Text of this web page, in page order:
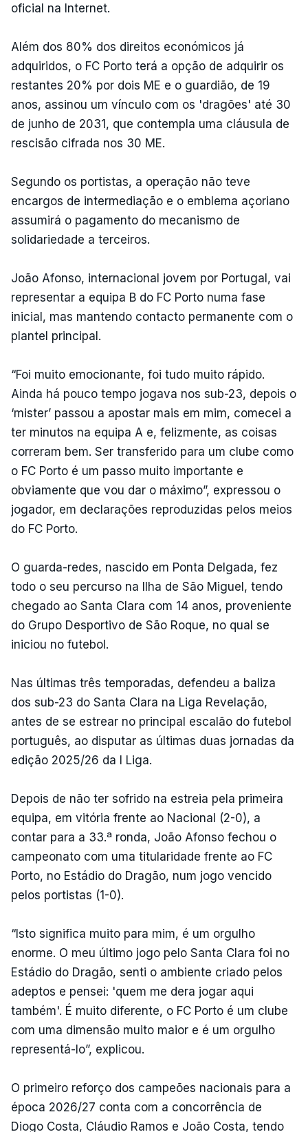
oficial na Internet.
Além dos 80% dos direitos económicos já
adquiridos, o FC Porto terá a opção de adquirir os
restantes 20% por dois ME e o guardião, de 19
anos, assinou um vínculo com os 'dragões' até 30
de junho de 2031, que contempla uma cláusula de
rescisão cifrada nos 30 ME.
Segundo os portistas, a operação não teve
encargos de intermediação e o emblema açoriano
assumirá o pagamento do mecanismo de
solidariedade a terceiros.
João Afonso, internacional jovem por Portugal, vai
representar a equipa B do FC Porto numa fase
inicial, mas mantendo contacto permanente com o
plantel principal.
“Foi muito emocionante, foi tudo muito rápido.
Ainda há pouco tempo jogava nos sub-23, depois o
‘mister’ passou a apostar mais em mim, comecei a
ter minutos na equipa A e, felizmente, as coisas
correram bem. Ser transferido para um clube como
o FC Porto é um passo muito importante e
obviamente que vou dar o máximo”, expressou o
jogador, em declarações reproduzidas pelos meios
do FC Porto.
O guarda-redes, nascido em Ponta Delgada, fez
todo o seu percurso na Ilha de São Miguel, tendo
chegado ao Santa Clara com 14 anos, proveniente
do Grupo Desportivo de São Roque, no qual se
iniciou no futebol.
Nas últimas três temporadas, defendeu a baliza
dos sub-23 do Santa Clara na Liga Revelação,
antes de se estrear no principal escalão do futebol
português, ao disputar as últimas duas jornadas da
edição 2025/26 da I Liga.
Depois de não ter sofrido na estreia pela primeira
equipa, em vitória frente ao Nacional (2-0), a
contar para a 33.ª ronda, João Afonso fechou o
campeonato com uma titularidade frente ao FC
Porto, no Estádio do Dragão, num jogo vencido
pelos portistas (1-0).
“Isto significa muito para mim, é um orgulho
enorme. O meu último jogo pelo Santa Clara foi no
Estádio do Dragão, senti o ambiente criado pelos
adeptos e pensei: 'quem me dera jogar aqui
também'. É muito diferente, o FC Porto é um clube
com uma dimensão muito maior e é um orgulho
representá-lo”, explicou.
O primeiro reforço dos campeões nacionais para a
época 2026/27 conta com a concorrência de
Diogo Costa, Cláudio Ramos e João Costa, tendo